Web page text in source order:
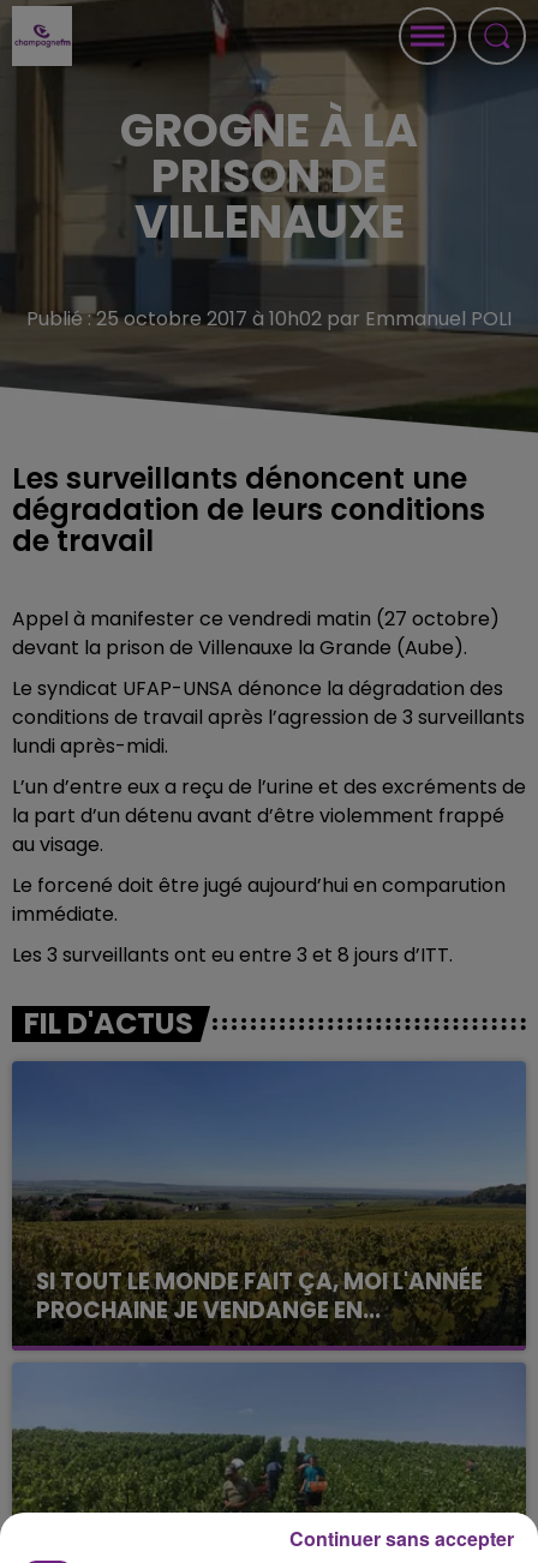
GROGNE À LA
PRISON DE
VILLENAUXE
Publié : 25 octobre 2017 à 10h02 par Emmanuel POLI
Les surveillants dénoncent une
dégradation de leurs conditions
de travail
Appel à manifester ce vendredi matin (27 octobre)
devant la prison de Villenauxe la Grande (Aube).
Le syndicat UFAP-UNSA dénonce la dégradation des
conditions de travail après l’agression de 3 surveillants
lundi après-midi.
L’un d’entre eux a reçu de l’urine et des excréments de
la part d’un détenu avant d’être violemment frappé
au visage.
Le forcené doit être jugé aujourd’hui en comparution
immédiate.
Les 3 surveillants ont eu entre 3 et 8 jours d’ITT.
FIL D'ACTUS
SI TOUT LE MONDE FAIT ÇA, MOI L'ANNÉE
PROCHAINE JE VENDANGE EN...
La vendange en Champagne a débuté ce jeudi 6
août dans la commune de Montgueux (Aube). Du
Continuer sans accepter